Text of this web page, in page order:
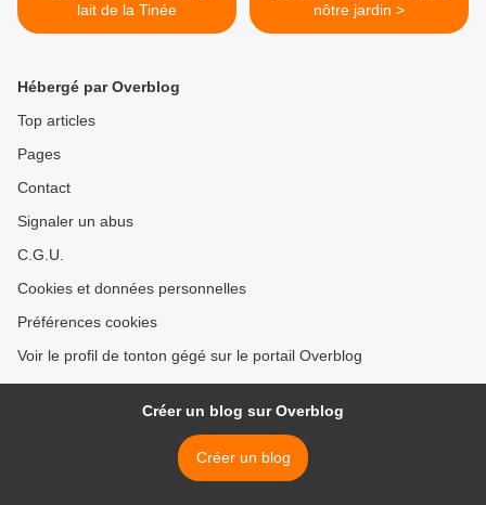
lait de la Tinée
nôtre jardin >
Hébergé par Overblog
Top articles
Pages
Contact
Signaler un abus
C.G.U.
Cookies et données personnelles
Préférences cookies
Voir le profil de tonton gégé sur le portail Overblog
Créer un blog sur Overblog
Créer un blog